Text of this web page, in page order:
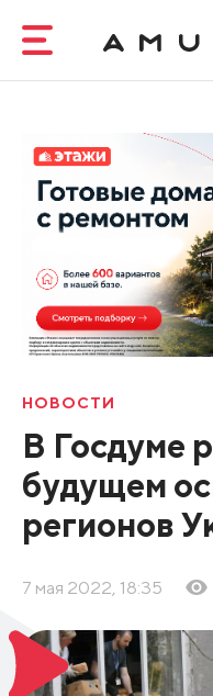
НОВОСТИ
В Госдуме
будущем
регионов
7 мая 2022, 18:35